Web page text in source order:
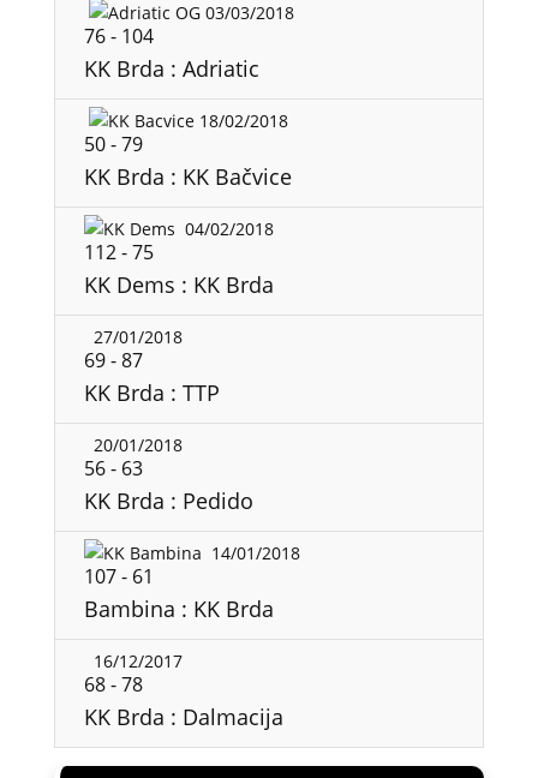
03/03/2018
76- 104
KK Brda : Adriatic
18/02/2018
50-79
KK Brda : KK Bačvice
04/02/2018
112-75
KK Dems : KK Brda
27/01/2018
69-87
KK Brda : TTP
20/01/2018
56- 63
KK Brda : Pedido
14/01/2018
107- 61
Bambina : KK Brda
16/12/2017
68-78
KK Brda : Dalmacija